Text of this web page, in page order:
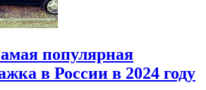
популярная
в России в 2024 году